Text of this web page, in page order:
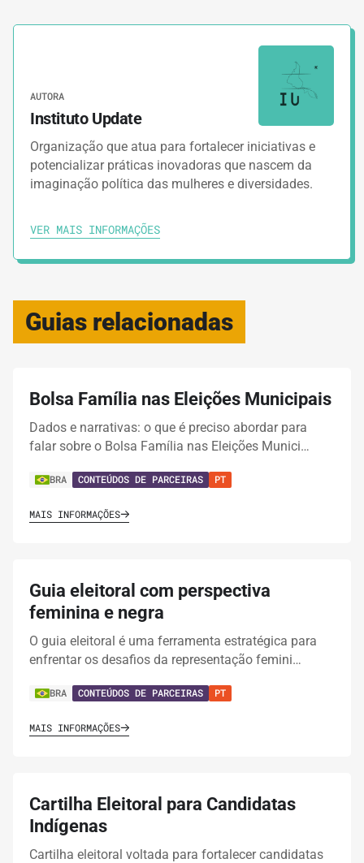
AUTORA
Instituto Update
Organização que atua para fortalecer iniciativas e
potencializar práticas inovadoras que nascem da
imaginação política das mulheres e diversidades.
VER MAIS INFORMAÇÕES
Guias relacionadas
Bolsa Família nas Eleições Municipais
Dados e narrativas: o que é preciso abordar para
falar sobre o Bolsa Família nas Eleições Munici…
BRA CONTEÚDOS DE PARCEIRAS PT
MAIS INFORMAÇÕES
Guia eleitoral com perspectiva
feminina e negra
O guia eleitoral é uma ferramenta estratégica para
enfrentar os desafios da representação femini…
BRA CONTEÚDOS DE PARCEIRAS PT
MAIS INFORMAÇÕES
Cartilha Eleitoral para Candidatas
Indígenas
Cartilha eleitoral voltada para fortalecer candidatas